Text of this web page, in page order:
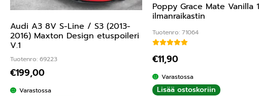
Audi A3 8V S-Line / S3 (2013-
2016) Maxton Design etuspoileri
V.1
Tuotenro: 69223
€199,00
Varastossa
Poppy Grace Mate Vanilla
ilmanraikastin
Tuotenro: 71064
€11,90
Varastossa
Lisää ostoskoriin